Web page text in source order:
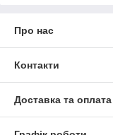
Про нас
Контакти
Доставка та оплата